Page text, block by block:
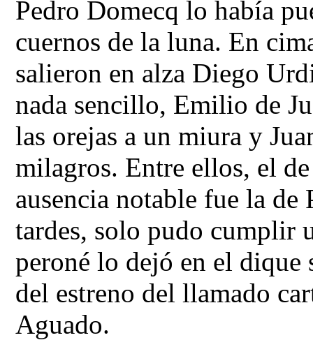
Pedro Domecq lo había
cuernos de la luna. En
salieron en alza Diego
nada sencillo, Emilio de
las orejas a un miura y
milagros. Entre ellos, el
ausencia notable fue la
tardes, solo pudo cumplir
peroné lo dejó en el dique
del estreno del llamado
Aguado.